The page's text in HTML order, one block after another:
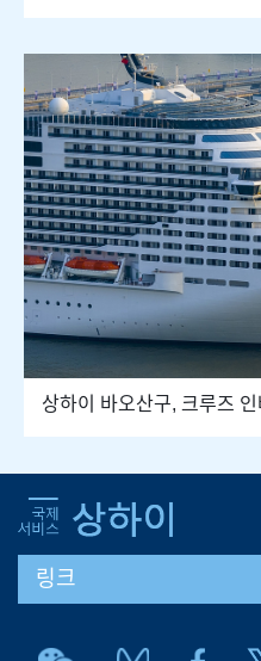
상하이 바오산구, 크루즈
링크